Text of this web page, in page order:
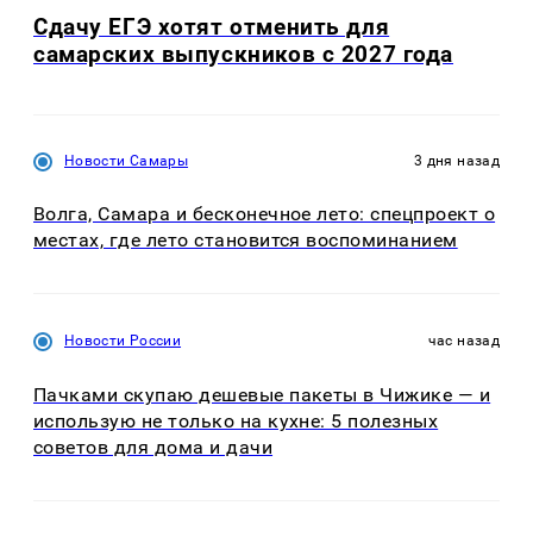
Сдачу ЕГЭ хотят отменить для
самарских выпускников с 2027 года
Новости Самары 3 дня назад
Волга, Самара и бесконечное лето: спецпроект о
местах, где лето становится воспоминанием
Новости России час назад
Пачками скупаю дешевые пакеты в Чижике — и
использую не только на кухне: 5 полезных
советов для дома и дачи